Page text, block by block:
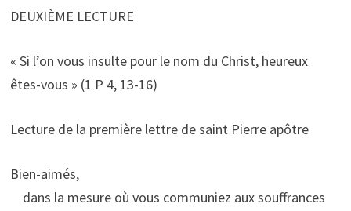
DEUXIÈME LECTURE
« Si l’on vous insulte pour le nom du Christ, heureux
êtes-vous » (1 P 4, 13-16)
Lecture de la première lettre de saint Pierre apôtre
Bien-aimés,
dans la mesure où vous communiez aux souffrances